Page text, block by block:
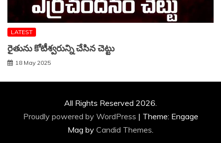
LATEST
రైతును కోటీశ్వరున్ని చేసిన చెట్టు
18 May 2025
All Rights Reserved 2026.
Proudly powered by WordPress | Theme: Engage
Mag by Candid Themes.